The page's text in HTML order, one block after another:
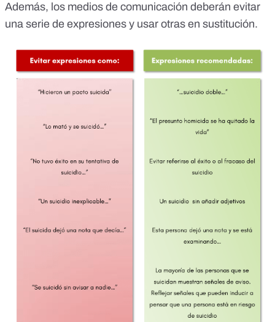
Además, los medios de comunicación deberán evitar
una serie de expresiones y usar otras en sustitución.